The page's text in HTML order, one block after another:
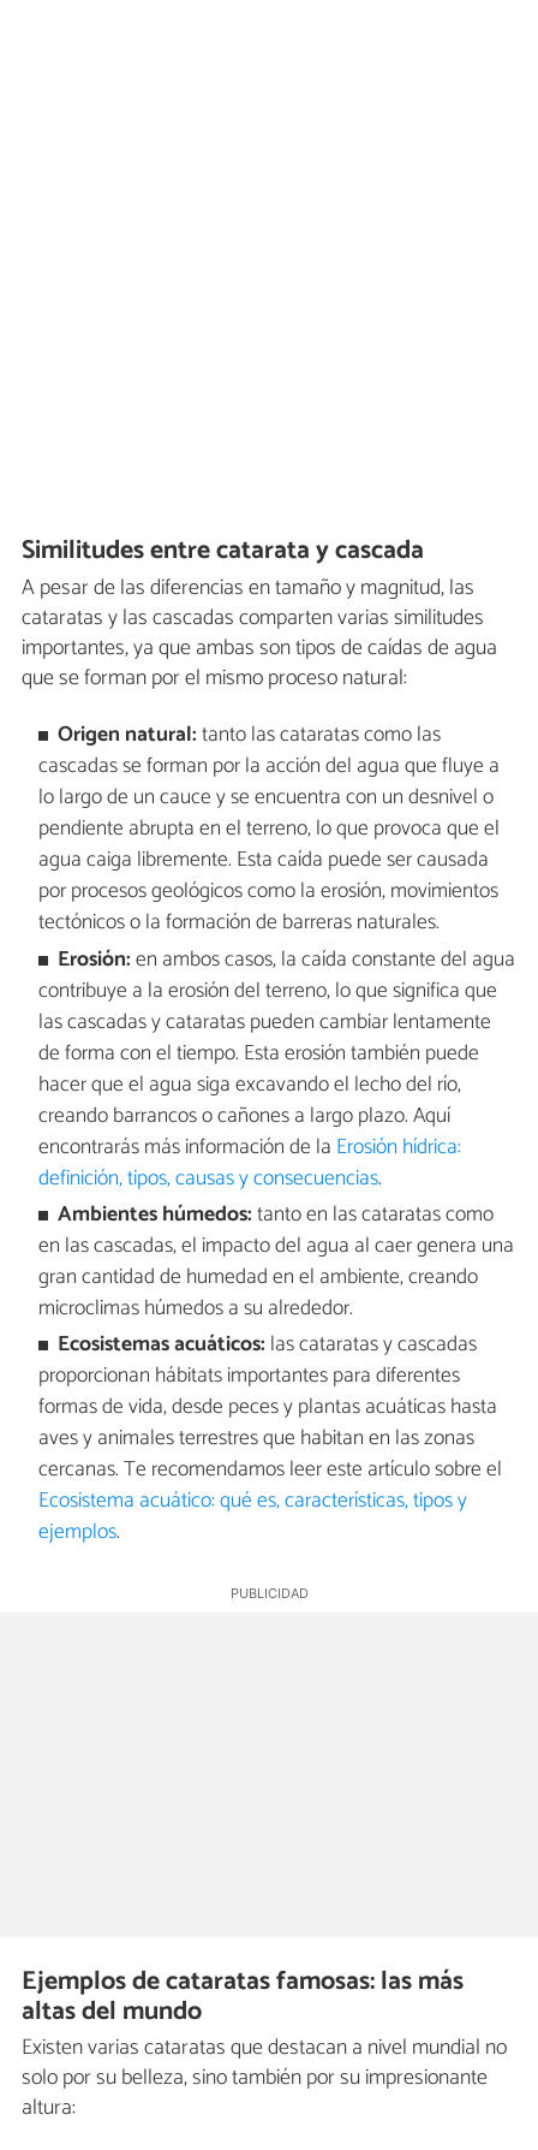
Similitudes entre catarata y cascada
A pesar de las diferencias en tamaño y magnitud, las
cataratas y las cascadas comparten varias similitudes
importantes, ya que ambas son tipos de caídas de agua
que se forman por el mismo proceso natural:
Origen natural:tanto las cataratas como las
cascadas se forman por la acción del agua que fluye a
lo largo de un cauce y se encuentra con un desnivel o
pendiente abrupta en el terreno, lo que provoca que el
agua caiga libremente. Esta caída puede ser causada
por procesos geológicos como la erosión, movimientos
tectónicos o la formación de barreras naturales.
Erosión:en ambos casos, la caída constante del agua
contribuye a la erosión del terreno, lo que significa que
las cascadas y cataratas pueden cambiar lentamente
de forma con el tiempo. Esta erosión también puede
hacer que el agua siga excavando el lecho del río,
creando barrancos o cañones a largo plazo. Aquí
encontrarás más información de la Erosión hídrica:
definición, tipos, causas y consecuencias.
Ambientes húmedos:tanto en las cataratas como
en las cascadas, el impacto del agua al caer genera una
gran cantidad de humedad en el ambiente, creando
microclimas húmedos a su alrededor.
Ecosistemas acuáticos: las cataratas y cascadas
proporcionan hábitats importantes para diferentes
formas de vida, desde peces y plantas acuáticas hasta
aves y animales terrestres que habitan en las zonas
cercanas. Te recomendamos leer este artículo sobre el
Ecosistema acuático: qué es, características, tipos y
ejemplos.
Ejemplos de cataratas famosas: las más
altas del mundo
Existen varias cataratas que destacan a nivel mundial no
solo por su belleza, sino también por su impresionante
altura: